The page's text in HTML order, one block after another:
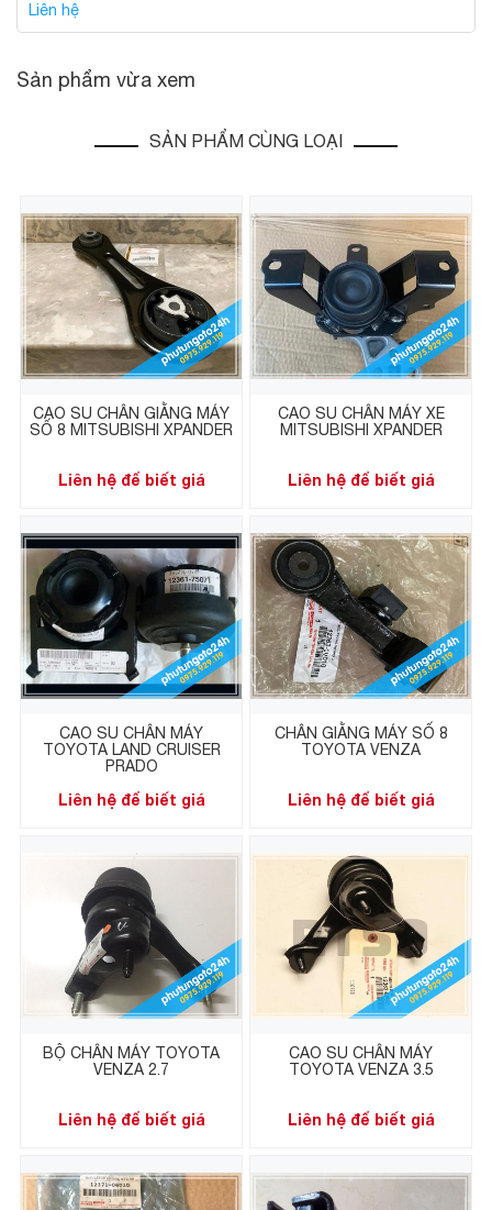
Liên hệ
Sản phẩm vừa xem
SẢN PHẨM CÙNG LOẠI
CAO SU CHÂN GIẰNG MÁY
SỐ 8 MITSUBISHI XPANDER
Liên hệ để biết giá
CAO SU CHÂN MÁY XE
MITSUBISHI XPANDER
Liên hệ để biết giá
CAO SU CHÂN MÁY
TOYOTA LAND CRUISER
PRADO
Liên hệ để biết giá
CHÂN GIẰNG MÁY SỐ 8
TOYOTA VENZA
Liên hệ để biết giá
BỘ CHÂN MÁY TOYOTA
VENZA 2.7
Liên hệ để biết giá
CAO SU CHÂN MÁY
TOYOTA VENZA 3.5
Liên hệ để biết giá